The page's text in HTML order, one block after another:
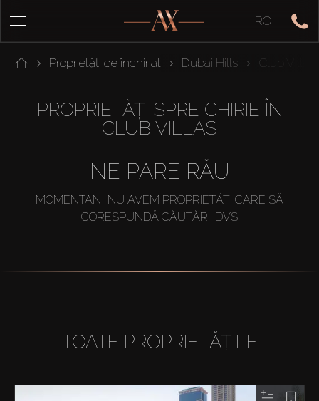
RO
Proprietăți de închiriat Dubai Hills Club Villas
PROPRIETĂȚI SPRE CHIRIE ÎN
CLUB VILLAS
NE PARE RĂU
MOMENTAN, NU AVEM PROPRIETĂȚI CARE SĂ
CORESPUNDĂ CĂUTĂRII DVS
TOATE PROPRIETĂȚILE